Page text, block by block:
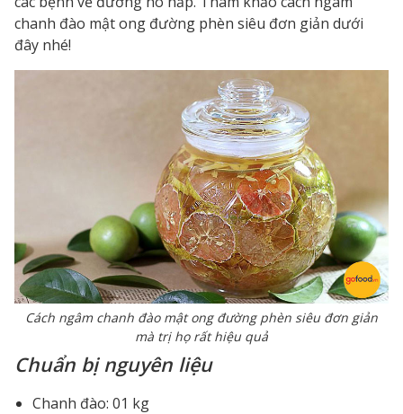
chanh đào mật ong đường phèn siêu đơn giản dưới
đây nhé!
Cách ngâm chanh đào mật ong đường phèn siêu đơn giản
mà trị họ rất hiệu quả
Chuẩn bị nguyên liệu
Chanh đào: 01 kg